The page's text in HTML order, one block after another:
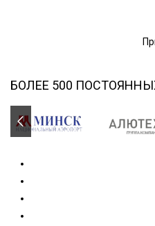
БОЛЕЕ 500